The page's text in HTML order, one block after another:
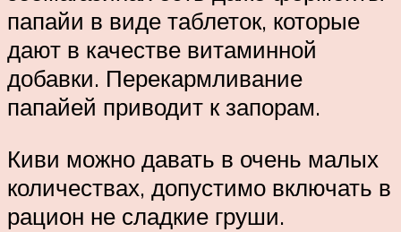
папайи в виде таблеток, которые
дают в качестве витаминной
добавки. Перекармливание
папайей приводит к запорам.
Киви можно давать в очень малых
количествах, допустимо включать в
рацион не сладкие груши.